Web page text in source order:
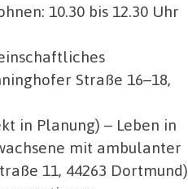
10.30 bis 12.30 Uhr
Straße 16–18,
in Planung) – Leben in
mit ambulanter
11, 44263 Dortmund)